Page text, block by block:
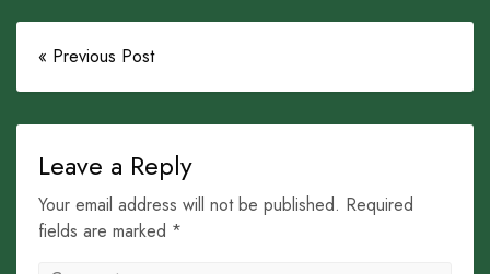
« Previous Post
Leave a Reply
Your email address will not be published. Required
fields are marked *